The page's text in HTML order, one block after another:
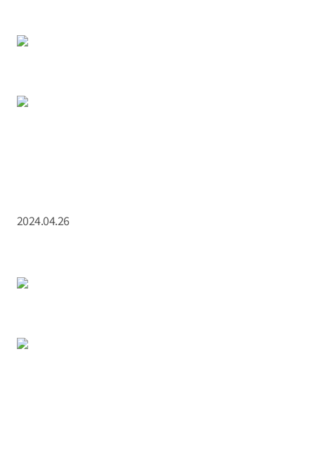
2024.04.26